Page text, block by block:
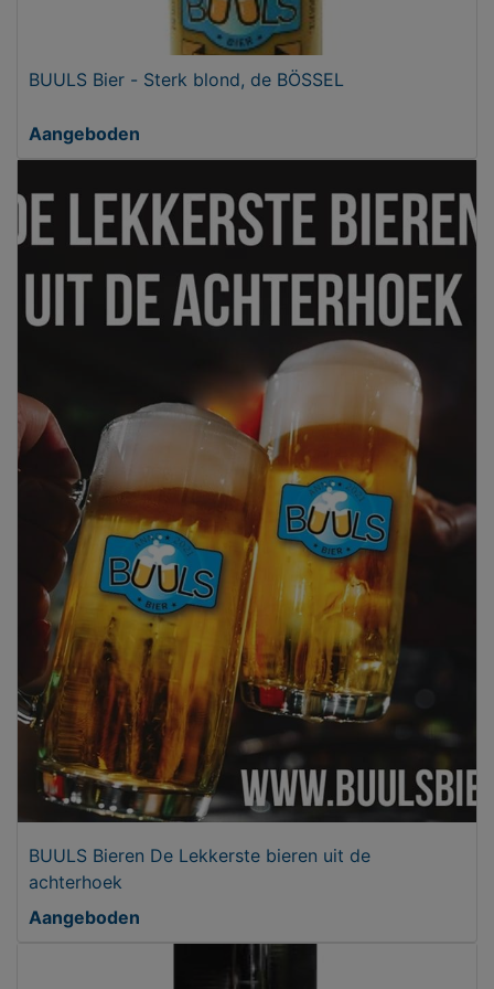
BUULS Bier - Sterk blond, de BÖSSEL
Aangeboden
BUULS Bieren De Lekkerste bieren uit de
achterhoek
Aangeboden